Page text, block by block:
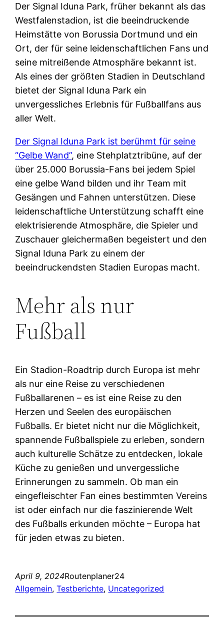
Der Signal Iduna Park, früher bekannt als das
Westfalenstadion, ist die beeindruckende
Heimstätte von Borussia Dortmund und ein
Ort, der für seine leidenschaftlichen Fans und
seine mitreißende Atmosphäre bekannt ist.
Als eines der größten Stadien in Deutschland
bietet der Signal Iduna Park ein
unvergessliches Erlebnis für Fußballfans aus
aller Welt.
Der Signal Iduna Park ist berühmt für seine
“Gelbe Wand”, eine Stehplatztribüne, auf der
über 25.000 Borussia-Fans bei jedem Spiel
eine gelbe Wand bilden und ihr Team mit
Gesängen und Fahnen unterstützen. Diese
leidenschaftliche Unterstützung schafft eine
elektrisierende Atmosphäre, die Spieler und
Zuschauer gleichermaßen begeistert und den
Signal Iduna Park zu einem der
beeindruckendsten Stadien Europas macht.
Mehr als nur
Fußball
Ein Stadion-Roadtrip durch Europa ist mehr
als nur eine Reise zu verschiedenen
Fußballarenen – es ist eine Reise zu den
Herzen und Seelen des europäischen
Fußballs. Er bietet nicht nur die Möglichkeit,
spannende Fußballspiele zu erleben, sondern
auch kulturelle Schätze zu entdecken, lokale
Küche zu genießen und unvergessliche
Erinnerungen zu sammeln. Ob man ein
eingefleischter Fan eines bestimmten Vereins
ist oder einfach nur die faszinierende Welt
des Fußballs erkunden möchte – Europa hat
für jeden etwas zu bieten.
April 9, 2024Routenplaner24
Allgemein, Testberichte, Uncategorized